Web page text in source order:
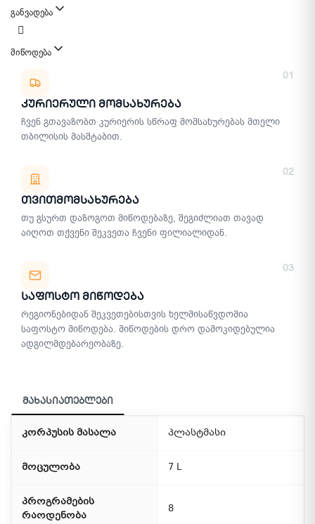
განვადება
მიწოდება
01
Კურიერული Მომსახურება
ჩვენ გთავაზობთ კურიერის სწრაფ მომსახურებას მთელი
თბილისის მასშტაბით.
02
Თვითმომსახურება
თუ გსურთ დაზოგოთ მიწოდებაზე, შეგიძლიათ თავად
აიღოთ თქვენი შეკვეთა ჩვენი ფილიალიდან.
03
Საფოსტო Მიწოდება
რეგიონებიდან შეკვეთებისთვის ხელმისაწვდომია
საფოსტო მიწოდება. მიწოდების დრო დამოკიდებულია
ადგილმდებარეობაზე.
მახასიათებლები
კორპუსის მასალა პლასტმასი
მოცულობა 7 L
პროგრამების
რაოდენობა
8